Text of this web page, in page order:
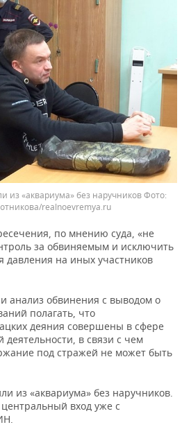
из «аквариума» без наручников
realnoevremya.ru
по мнению суда, «не
за обвиняемым и исключить
давления на иных участников
анализ обвинения с выводом о
полагать, что
деяния совершены в сфере
в связи с чем
под стражей не может быть
из «аквариума» без наручников.
вход уже с